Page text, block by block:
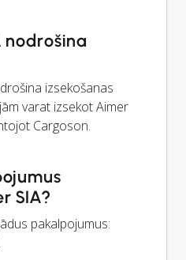
nodrošina
izsekošanas
varat izsekot Aimer
Cargoson.
SIA?
pakalpojumus: